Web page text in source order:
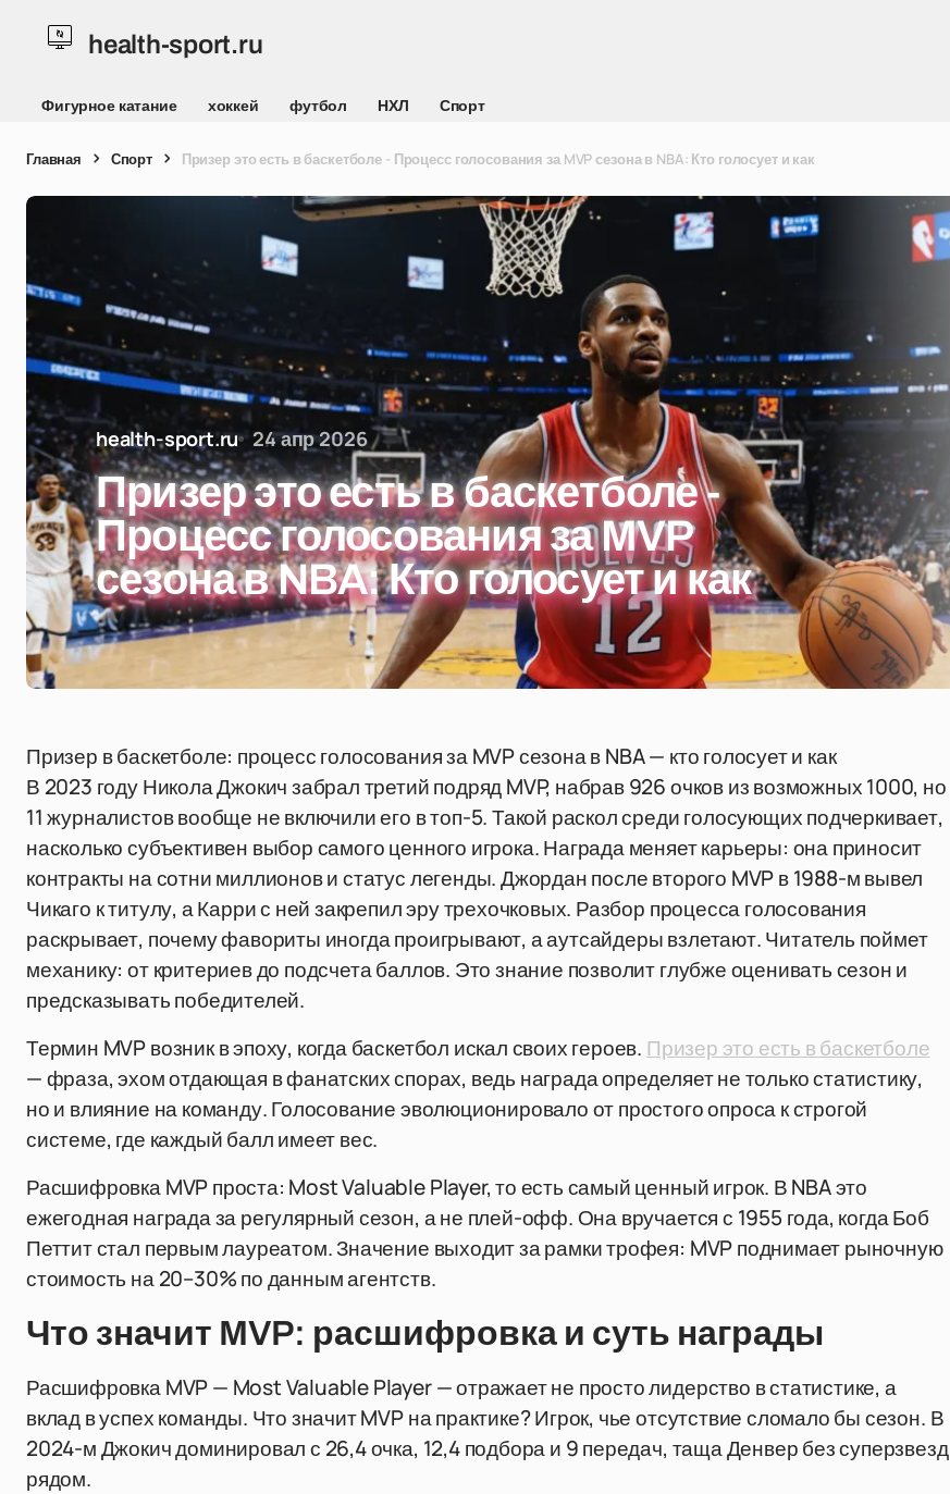
health-sport.ru
Фигурное катание хоккей футбол НХЛ Спорт
Главная Спорт Призер это есть в баскетболе - Процесс голосования за MVP сезона в NBA: Кто голосует и как
health-sport.ru 24 апр 2026
Призер это есть в баскетболе -
Процесс голосования за MVP
сезона в NBA: Кто голосует и как
Призер в баскетболе: процесс голосования за MVP сезона в NBA — кто голосует и как
В 2023 году Никола Джокич забрал третий подряд MVP, набрав 926 очков из возможных 1000, но
11 журналистов вообще не включили его в топ-5. Такой раскол среди голосующих подчеркивает,
насколько субъективен выбор самого ценного игрока. Награда меняет карьеры: она приносит
контракты на сотни миллионов и статус легенды. Джордан после второго MVP в 1988-м вывел
Чикаго к титулу, а Карри с ней закрепил эру трехочковых. Разбор процесса голосования
раскрывает, почему фавориты иногда проигрывают, а аутсайдеры взлетают. Читатель поймет
механику: от критериев до подсчета баллов. Это знание позволит глубже оценивать сезон и
предсказывать победителей.
Термин MVP возник в эпоху, когда баскетбол искал своих героев. Призер это есть в баскетболе
— фраза, эхом отдающая в фанатских спорах, ведь награда определяет не только статистику,
но и влияние на команду. Голосование эволюционировало от простого опроса к строгой
системе, где каждый балл имеет вес.
Расшифровка MVP проста: Most Valuable Player, то есть самый ценный игрок. В NBA это
ежегодная награда за регулярный сезон, а не плей-офф. Она вручается с 1955 года, когда Боб
Петтит стал первым лауреатом. Значение выходит за рамки трофея: MVP поднимает рыночную
стоимость на 20–30% по данным агентств.
Что значит MVP: расшифровка и суть награды
Расшифровка MVP — Most Valuable Player — отражает не просто лидерство в статистике, а
вклад в успех команды. Что значит MVP на практике? Игрок, чье отсутствие сломало бы сезон. В
2024-м Джокич доминировал с 26,4 очка, 12,4 подбора и 9 передач, таща Денвер без суперзвезд
рядом.